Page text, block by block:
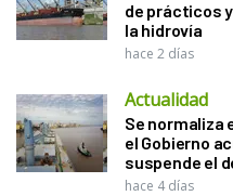
de prácticos
la hidrovía
hace 2 días
Actualidad
Se normaliza
el Gobierno
suspende el
hace 4 días